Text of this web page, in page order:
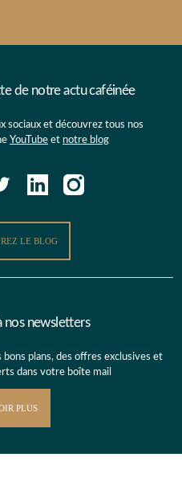
de notre actu caféinée
sociaux et découvrez tous nos
YouTube et notre blog
LE BLOG
nos newsletters
bons plans, des offres exclusives et
dans votre boîte mail
PLUS